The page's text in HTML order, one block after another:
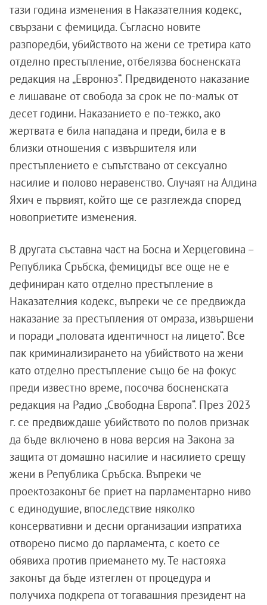
тази година изменения в Наказателния кодекс,
свързани с фемицида. Съгласно новите
разпоредби, убийството на жени се третира като
отделно престъпление, отбелязва босненската
редакция на „Евронюз“. Предвиденото наказание
е лишаване от свобода за срок не по-малък от
десет години. Наказанието е по-тежко, ако
жертвата е била нападана и преди, била е в
близки отношения с извършителя или
престъплението е съпътствано от сексуално
насилие и полово неравенство. Случаят на Алдина
Яхич е първият, който ще се разглежда според
новоприетите изменения.
В другата съставна част на Босна и Херцеговина –
Република Сръбска, фемицидът все още не е
дефиниран като отделно престъпление в
Наказателния кодекс, въпреки че се предвижда
наказание за престъпления от омраза, извършени
и поради „половата идентичност на лицето“. Все
пак криминализирането на убийството на жени
като отделно престъпление също бе на фокус
преди известно време, посочва босненската
редакция на Радио „Свободна Европа“. През 2023
г. се предвиждаше убийството по полов признак
да бъде включено в нова версия на Закона за
защита от домашно насилие и насилието срещу
жени в Република Сръбска. Въпреки че
проектозаконът бе приет на парламентарно ниво
с единодушие, впоследствие няколко
консервативни и десни организации изпратиха
отворено писмо до парламента, с което се
обявиха против приемането му. Те настояха
законът да бъде изтеглен от процедура и
получиха подкрепа от тогавашния президент на